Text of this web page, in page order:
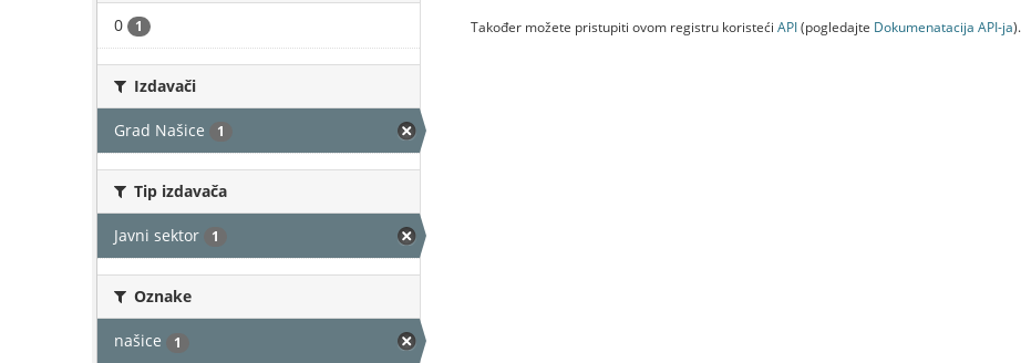
0 1
Izdavači
Grad Našice 1
Tip izdavača
Javni sektor 1
Oznake
našice 1
Također možete pristupiti ovom registru koristeći API(pogledajte Dokumenаtаcijа API-jа).